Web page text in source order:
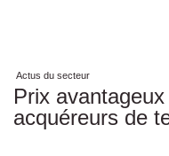
Actus du secteur
Prix
acquéreurs de